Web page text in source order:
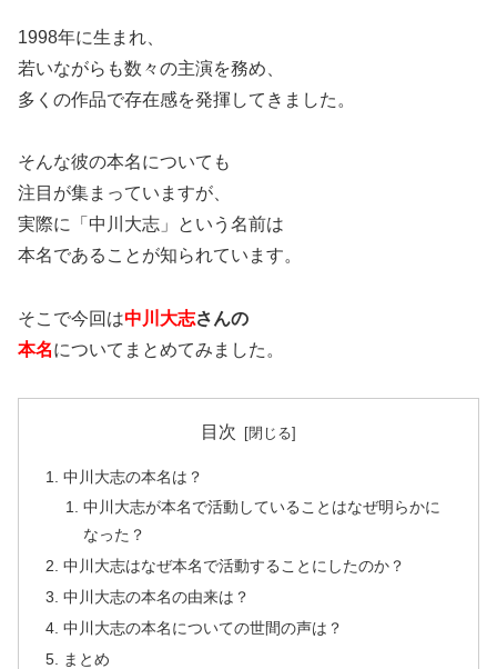
1998年に生まれ、
若いながらも数々の主演を務め、
多くの作品で存在感を発揮してきました。
そんな彼の本名についても
注目が集まっていますが、
実際に「中川大志」という名前は
本名であることが知られています。
そこで今回は中川大志さんの
本名についてまとめてみました。
目次
中川大志の本名は？
中川大志が本名で活動していることはなぜ明らかに
なった？
中川大志はなぜ本名で活動することにしたのか？
中川大志の本名の由来は？
中川大志の本名についての世間の声は？
まとめ